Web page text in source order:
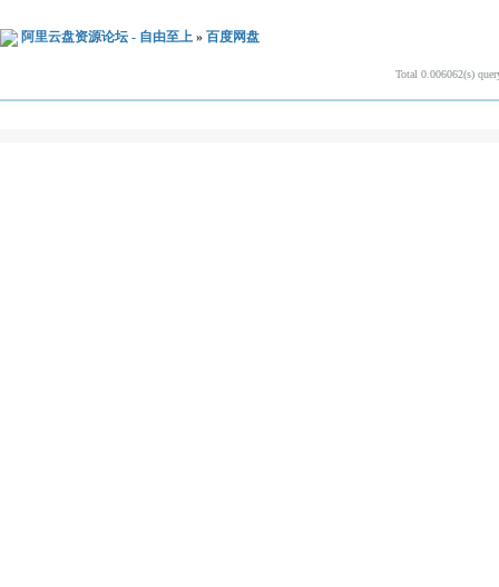
阿里云盘资源论坛 - 自由至上 » 百度网盘
Total 0.006062(s)